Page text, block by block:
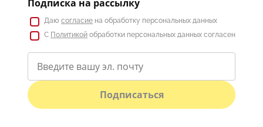
Подписка на рассылку
Даю согласие на обработку персональных данных
С Политикой обработки персональных данных согласен
Подписаться